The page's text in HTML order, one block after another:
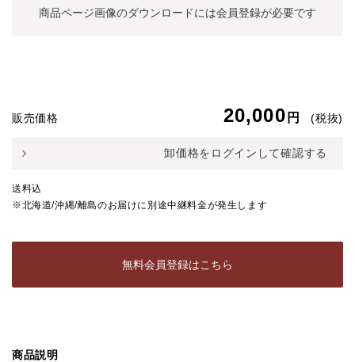
商品ページ画像のダウンロードには会員登録が必要です
販売価格 20,000 円 (税抜)
卸価格をログインして確認する
送料込
※北海道/沖縄/離島のお届けに別途中継料金が発生します
無料会員登録はこちら
商品説明